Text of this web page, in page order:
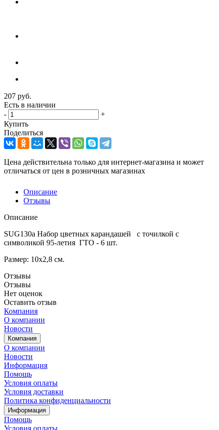
207 руб.
Есть в наличии
-
+
Купить
Поделиться
Цена действительна только для интернет-магазина и может
отличаться от цен в розничных магазинах
Описание
Отзывы
Описание
SUG130a Набор цветных карандашей с точилкой с
символикой 95-летия ГТО - 6 шт.
Размер: 10х2,8 см.
Отзывы
Отзывы
Нет оценок
Оставить отзыв
Компания
О компании
Новости
Компания
О компании
Новости
Информация
Помощь
Условия оплаты
Условия доставки
Политика конфиденциальности
Информация
Помощь